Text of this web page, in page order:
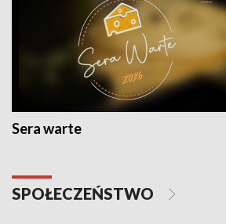
Sera warte
SPOŁECZEŃSTWO